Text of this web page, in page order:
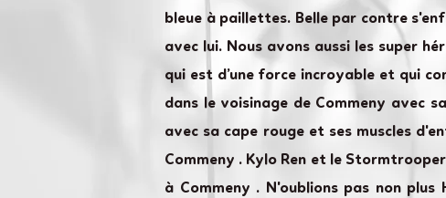
bleue à paillettes. Belle par contre
avec lui. Nous avons aussi les super
qui est d’une force incroyable et qui
dans le voisinage de Commeny avec
avec sa cape rouge et ses muscles
Commeny . Kylo Ren et le
à Commeny . N'oublions pas non